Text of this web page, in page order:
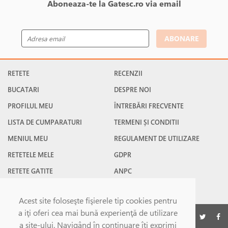
Acest site foloseşte fişierele tip cookies pentru
a iţi oferi cea mai bună experienţă de utilizare
a site-ului. Navigând în continuare îţi exprimi
Aboneaza-te la Gatesc.ro via email
ABONARE
RETETE
BUCATARI
PROFILUL MEU
LISTA DE CUMPARATURI
MENIUL MEU
RETETELE MELE
RETETE GATITE
RECENZII
DESPRE NOI
ÎNTREBĂRI FRECVENTE
TERMENI ȘI CONDITII
REGULAMENT DE UTILIZARE
GDPR
ANPC
©Gatesc.ro 2026